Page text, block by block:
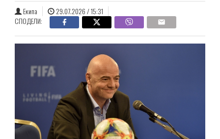
Екипа
29.07.2026 / 15:31
СПОДЕЛИ: